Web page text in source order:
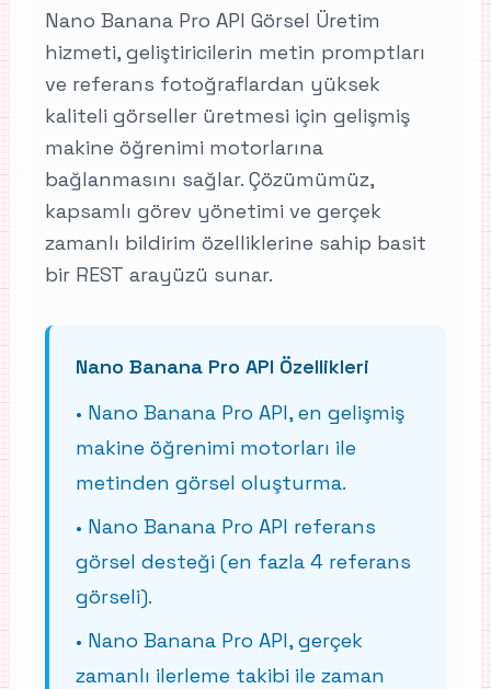
Nano Banana Pro API Görsel Üretim
hizmeti, geliştiricilerin metin promptları
ve referans fotoğraflardan yüksek
kaliteli görseller üretmesi için gelişmiş
makine öğrenimi motorlarına
bağlanmasını sağlar. Çözümümüz,
kapsamlı görev yönetimi ve gerçek
zamanlı bildirim özelliklerine sahip basit
bir REST arayüzü sunar.
Nano Banana Pro API Özellikleri
• Nano Banana Pro API, en gelişmiş
makine öğrenimi motorları ile
metinden görsel oluşturma.
• Nano Banana Pro API referans
görsel desteği (en fazla 4 referans
görseli).
• Nano Banana Pro API, gerçek
zamanlı ilerleme takibi ile zaman